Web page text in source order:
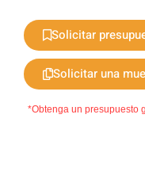
Solicitar
Solicitar una
*Obtenga un presupuesto